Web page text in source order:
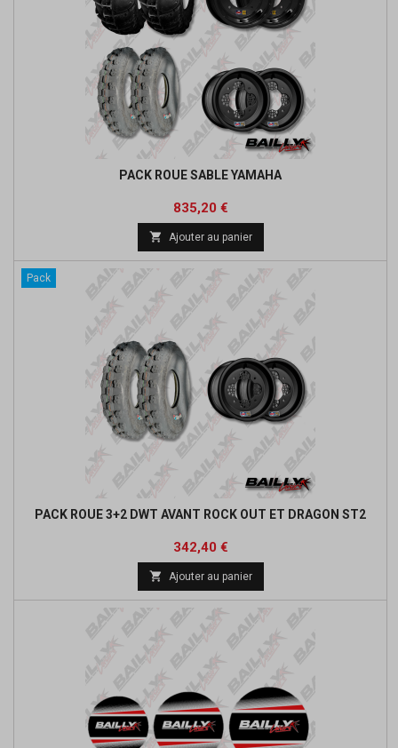
PACK ROUE SABLE YAMAHA
Prix
835,20 €Prix
de
base
 Ajouter au panier
Pack
PACK ROUE 3+2 DWT AVANT ROCK OUT ET DRAGON ST2
Prix
342,40 €Prix
de
base
 Ajouter au panier